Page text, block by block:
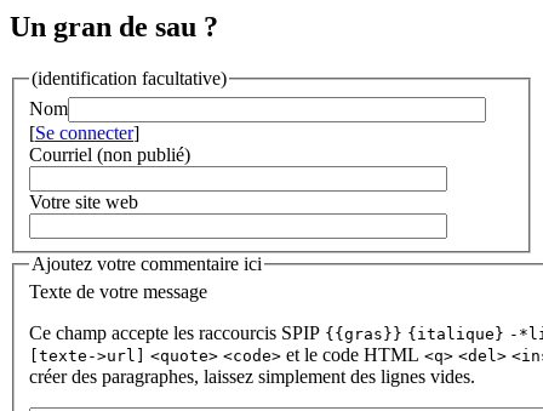
Un gran de sau ?
(identification facultative)
Nom
[Se connecter]
Courriel (non publié)
Votre site web
Ajoutez votre commentaire ici
Texte de votre message
Ce champ accepte les raccourcis SPIP {{gras}} {italique} -
[texte->url]
<quote> <code> et le code HTML <q> <del>
créer des paragraphes, laissez simplement des lignes vides.